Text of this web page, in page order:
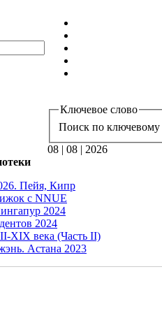
Ключевое слово
Поиск по ключевому
08 | 08 | 2026
Пейя, Кипр
с NNUE
2024
2024
XIX века (Часть II)
Астана 2023